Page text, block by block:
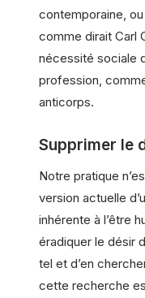
contemporaine,
comme dirait Carl
nécessité sociale
profession,
anticorps.
Supprimer le
Notre pratique
version actuelle
inhérente à l’être
éradiquer le désir
tel et d’en
cette recherche